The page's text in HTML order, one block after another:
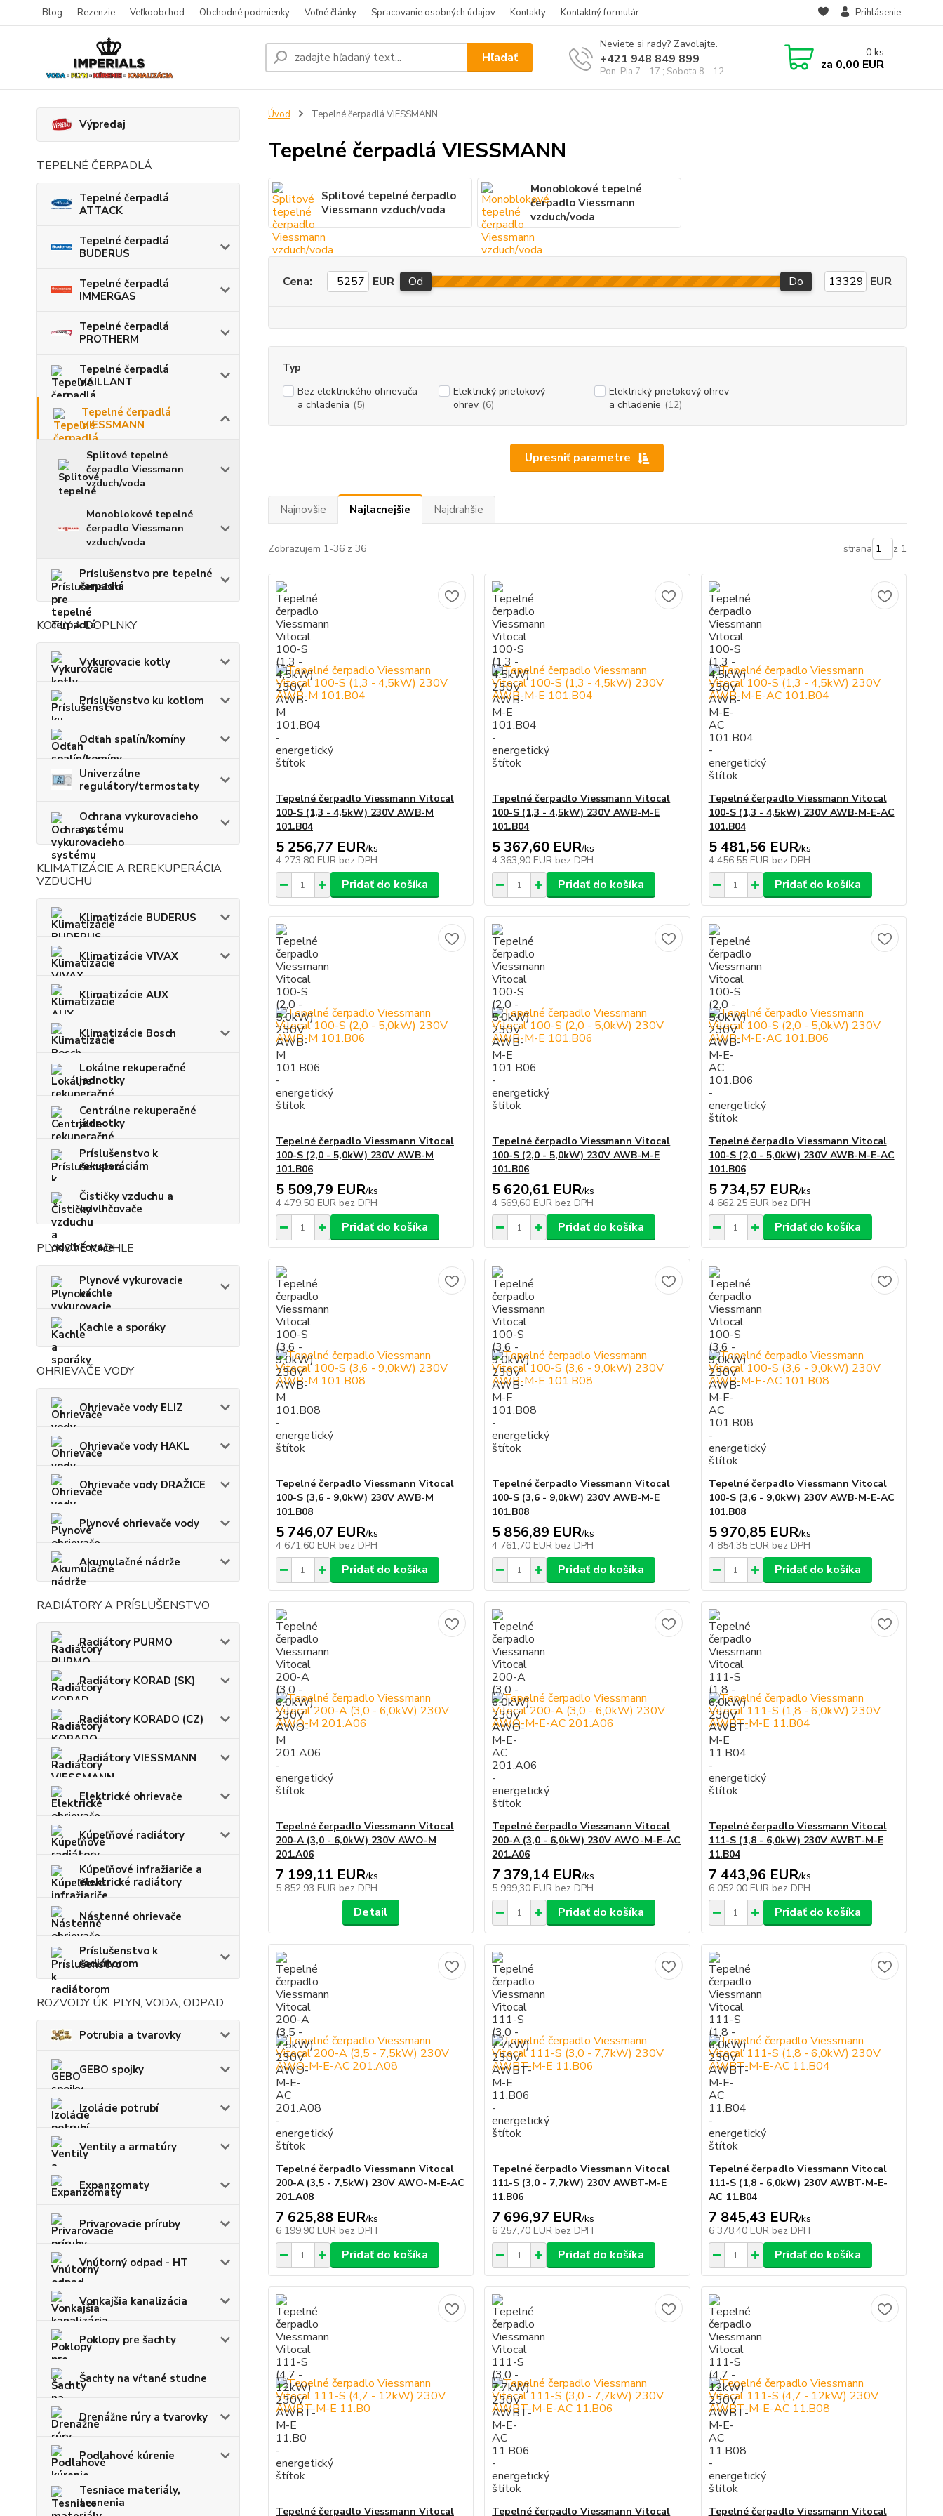
Blog Rezenzie Veľkoobchod Obchodné podmienky Voľné články Spracovanie osobných údajov Kontakty Kontaktný formulár Prihlásenie
Hľadať
Neviete si rady? Zavolajte.
+421 948 849 899
Pon-Pia 7 - 17 ; Sobota 8 - 12
0 ks
za 0,00 EUR
Výpredaj
TEPELNÉ ČERPADLÁ
Tepelné čerpadlá
ATTACK
Tepelné čerpadlá
BUDERUS
Tepelné čerpadlá
IMMERGAS
Tepelné čerpadlá
PROTHERM
Tepelné čerpadlá
VAILLANT
Tepelné čerpadlá
VIESSMANN
Splitové tepelné
čerpadlo Viessmann
vzduch/voda
Monoblokové tepelné
čerpadlo Viessmann
vzduch/voda
Príslušenstvo pre tepelné
čerpadlá
KOTLY A DOPLNKY
Vykurovacie kotly
Príslušenstvo ku kotlom
Odťah spalín/komíny
Univerzálne
regulátory/termostaty
Ochrana vykurovacieho
systému
KLIMATIZÁCIE A REREKUPERÁCIA
VZDUCHU
Klimatizácie BUDERUS
Klimatizácie VIVAX
Klimatizácie AUX
Klimatizácie Bosch
Lokálne rekuperačné
jednotky
Centrálne rekuperačné
jednotky
Príslušenstvo k
rekuperáciám
Čističky vzduchu a
odvlhčovače
PLYNOVÉ KACHLE
Plynové vykurovacie
kachle
Kachle a sporáky
OHRIEVAČE VODY
Ohrievače vody ELIZ
Ohrievače vody HAKL
Ohrievače vody DRAŽICE
Plynové ohrievače vody
Akumulačné nádrže
RADIÁTORY A PRÍSLUŠENSTVO
Radiátory PURMO
Radiátory KORAD (SK)
Radiátory KORADO (CZ)
Radiátory VIESSMANN
Elektrické ohrievače
Kúpeľňové radiátory
Kúpeľňové infražiariče a
elektrické radiátory
Nástenné ohrievače
Príslušenstvo k
radiátorom
ROZVODY ÚK, PLYN, VODA, ODPAD
Potrubia a tvarovky
GEBO spojky
Izolácie potrubí
Ventily a armatúry
Expanzomaty
Privarovacie príruby
Vnútorný odpad - HT
Vonkajšia kanalizácia
Poklopy pre šachty
Šachty na vŕtané studne
Drenážne rúry a tvarovky
Podlahové kúrenie
Tesniace materiály,
tesnenia
Úvod Tepelné čerpadlá VIESSMANN
Tepelné čerpadlá VIESSMANN
Splitové tepelné čerpadlo
Viessmann vzduch/voda
Monoblokové tepelné
čerpadlo Viessmann
vzduch/voda
Upresniť parametre
Cena: EUR Od Do EUR
Typ
Bez elektrického ohrievača
a chladenia (5)
Elektrický prietokový
ohrev (6)
Elektrický prietokový ohrev
a chladenie (12)
Najnovšie Najlacnejšie Najdrahšie
Zobrazujem 1-36 z 36 strana z 1
Tepelné čerpadlo Viessmann Vitocal
100-S (1,3 - 4,5kW) 230V AWB-M
101.B04
5 256,77 EUR/ks
4 273,80 EUR bez DPH
Pridať do košíka
Tepelné čerpadlo Viessmann Vitocal
100-S (1,3 - 4,5kW) 230V AWB-M-E
101.B04
5 367,60 EUR/ks
4 363,90 EUR bez DPH
Pridať do košíka
Tepelné čerpadlo Viessmann Vitocal
100-S (1,3 - 4,5kW) 230V AWB-M-E-AC
101.B04
5 481,56 EUR/ks
4 456,55 EUR bez DPH
Pridať do košíka
Tepelné čerpadlo Viessmann Vitocal
100-S (2,0 - 5,0kW) 230V AWB-M
101.B06
5 509,79 EUR/ks
4 479,50 EUR bez DPH
Pridať do košíka
Tepelné čerpadlo Viessmann Vitocal
100-S (2,0 - 5,0kW) 230V AWB-M-E
101.B06
5 620,61 EUR/ks
4 569,60 EUR bez DPH
Pridať do košíka
Tepelné čerpadlo Viessmann Vitocal
100-S (2,0 - 5,0kW) 230V AWB-M-E-AC
101.B06
5 734,57 EUR/ks
4 662,25 EUR bez DPH
Pridať do košíka
Tepelné čerpadlo Viessmann Vitocal
100-S (3,6 - 9,0kW) 230V AWB-M
101.B08
5 746,07 EUR/ks
4 671,60 EUR bez DPH
Pridať do košíka
Tepelné čerpadlo Viessmann Vitocal
100-S (3,6 - 9,0kW) 230V AWB-M-E
101.B08
5 856,89 EUR/ks
4 761,70 EUR bez DPH
Pridať do košíka
Tepelné čerpadlo Viessmann Vitocal
100-S (3,6 - 9,0kW) 230V AWB-M-E-AC
101.B08
5 970,85 EUR/ks
4 854,35 EUR bez DPH
Pridať do košíka
Tepelné čerpadlo Viessmann Vitocal
200-A (3,0 - 6,0kW) 230V AWO-M
201.A06
7 199,11 EUR/ks
5 852,93 EUR bez DPH
Detail
Tepelné čerpadlo Viessmann Vitocal
200-A (3,0 - 6,0kW) 230V AWO-M-E-AC
201.A06
7 379,14 EUR/ks
5 999,30 EUR bez DPH
Pridať do košíka
Tepelné čerpadlo Viessmann Vitocal
111-S (1,8 - 6,0kW) 230V AWBT-M-E
11.B04
7 443,96 EUR/ks
6 052,00 EUR bez DPH
Pridať do košíka
Tepelné čerpadlo Viessmann Vitocal
200-A (3,5 - 7,5kW) 230V AWO-M-E-AC
201.A08
7 625,88 EUR/ks
6 199,90 EUR bez DPH
Pridať do košíka
Tepelné čerpadlo Viessmann Vitocal
111-S (3,0 - 7,7kW) 230V AWBT-M-E
11.B06
7 696,97 EUR/ks
6 257,70 EUR bez DPH
Pridať do košíka
Tepelné čerpadlo Viessmann Vitocal
111-S (1,8 - 6,0kW) 230V AWBT-M-E-
AC 11.B04
7 845,43 EUR/ks
6 378,40 EUR bez DPH
Pridať do košíka
Tepelné čerpadlo Viessmann Vitocal Tepelné čerpadlo Viessmann Vitocal Tepelné čerpadlo Viessmann Vitocal